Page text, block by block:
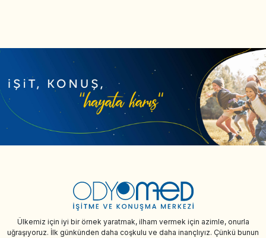
Ülkemiz için iyi bir örnek yaratmak, ilham vermek için azimle, onurla
uğraşıyoruz. İlk günkünden daha coşkulu ve daha inançlıyız. Çünkü bunun